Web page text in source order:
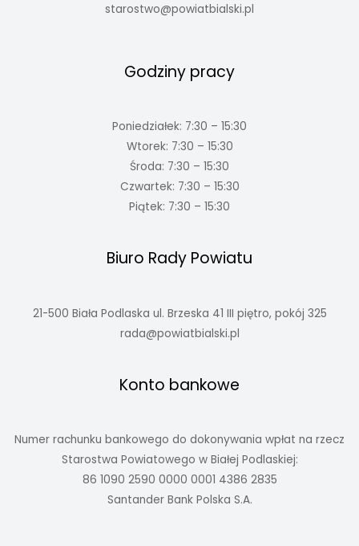
starostwo@powiatbialski.pl
Godziny pracy
Poniedziałek: 7:30 – 15:30
Wtorek: 7:30 – 15:30
Środa: 7:30 – 15:30
Czwartek: 7:30 – 15:30
Piątek: 7:30 – 15:30
Biuro Rady Powiatu
21-500 Biała Podlaska ul. Brzeska 41 III piętro, pokój 325
rada@powiatbialski.pl
Konto bankowe
Numer rachunku bankowego do dokonywania wpłat na rzecz
Starostwa Powiatowego w Białej Podlaskiej:
86 1090 2590 0000 0001 4386 2835
Santander Bank Polska S.A.